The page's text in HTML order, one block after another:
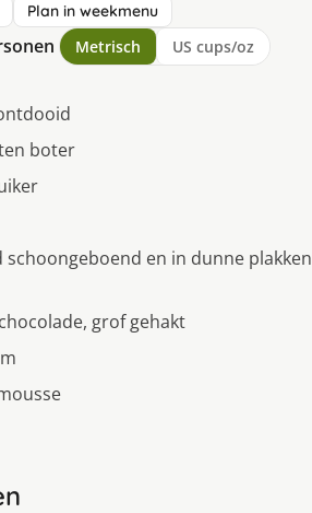
Plan in weekmenu
Metrisch US cups/oz
boter
schoongeboend en in dunne plakken
grof gehakt